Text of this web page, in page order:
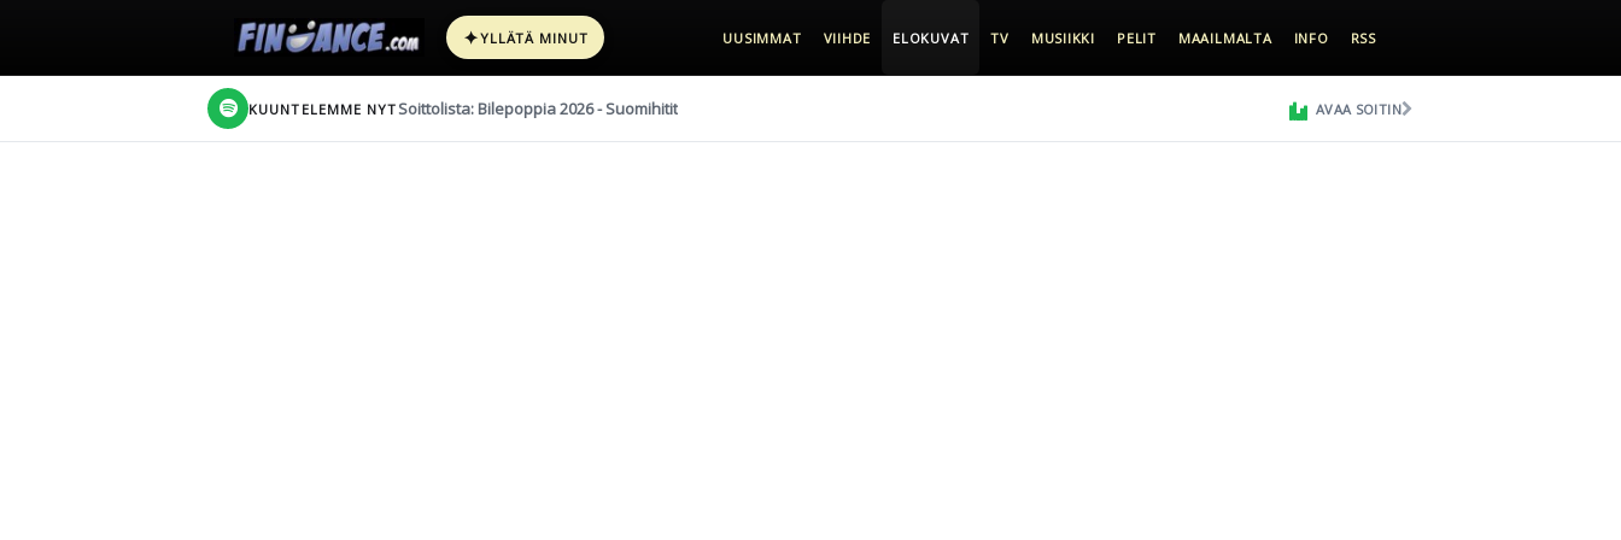
✦YLLÄTÄ MINUT UUSIMMAT VIIHDE ELOKUVAT TV MUSIIKKI PELIT MAAILMALTA INFO RSS
KUUNTELEMME NYT Soittolista: Bilepoppia 2026 - Suomihitit AVAA SOITIN